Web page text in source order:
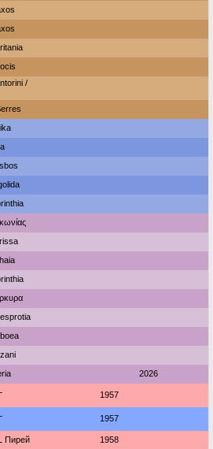
/
2026
1957
1957
Пирей 1958